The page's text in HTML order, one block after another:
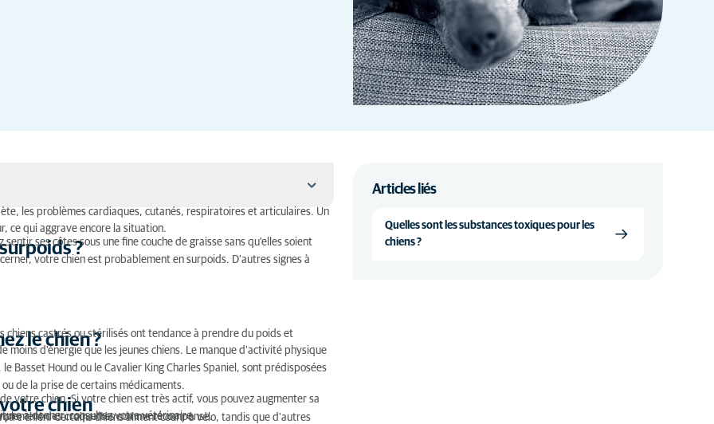
les problèmes cardiaques, cutanés, respiratoires et articulaires. Un
ce qui aggrave encore la situation.
?
ses côtes sous une fine couche de graisse sans qu'elles soient
votre chien est probablement en surpoids. D'autres signes à
le chien ?
castrés ou stérilisés ont tendance à prendre du poids et
moins d'énergie que les jeunes chiens. Le manque d'activité physique
Basset Hound ou le Cavalier King Charles Spaniel, sont prédisposées
de la prise de certains médicaments.
chien
votre chien. Si votre chien est très actif, vous pouvez augmenter sa
à donner, consultez votre vétérinaire.
des croquettes comme récompense.
chien. Certains chiens aiment courir à vélo, tandis que d'autres
Articles liés
Quelles sont les substances toxiques pour les
chiens ?